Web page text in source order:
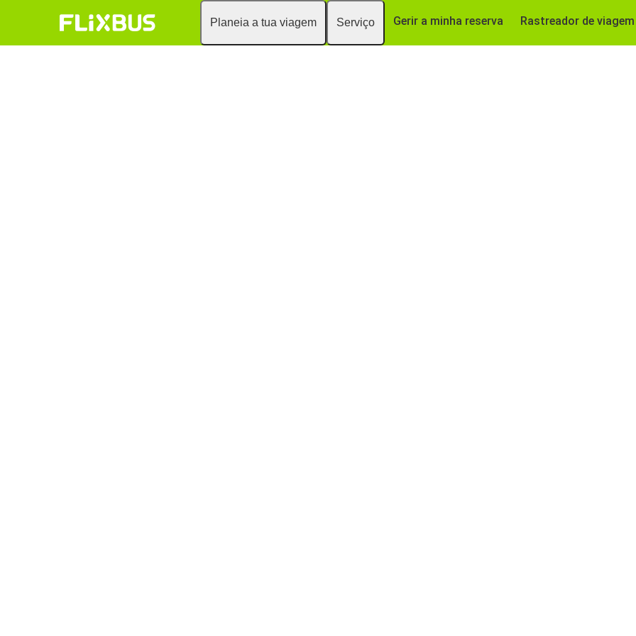
Planeia a tua viagem Serviço Gerir a minha reserva Rastreador de viagem